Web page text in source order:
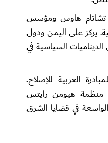
تشاتام هاوس ومؤسس
يركز على اليمن ودول
السياسية في
العربية للإصلاح.
منظمة هيومن رايتس
في قضايا الشرق